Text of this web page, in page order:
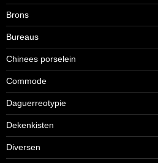
Brons
Bureaus
Chinees porselein
Commode
Daguerreotypie
Dekenkisten
Diversen